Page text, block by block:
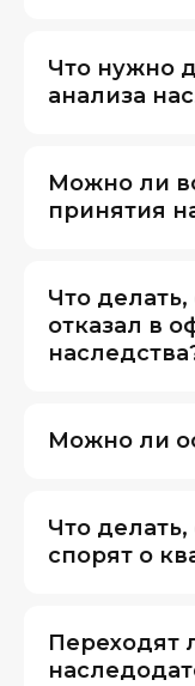
Что нужно
анализа
Можно ли
принятия
Что
отказал в
Можно ли
Что
спорят о
Переходят